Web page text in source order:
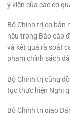
ý kiến của các cơ
Bộ Chính trị cơ bản
nêu trong Báo cáo
và kết quả rà soát
phạm chính sách
Bộ Chính trị cũng
tục thực hiện Nghị
Bộ Chính trị giao